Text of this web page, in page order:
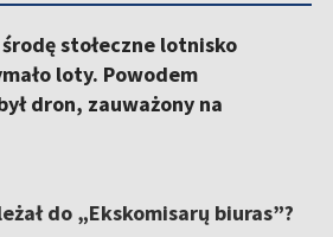
stołeczne lotnisko
loty. Powodem
dron, zauważony na
do „Ekskomisarų biuras”?